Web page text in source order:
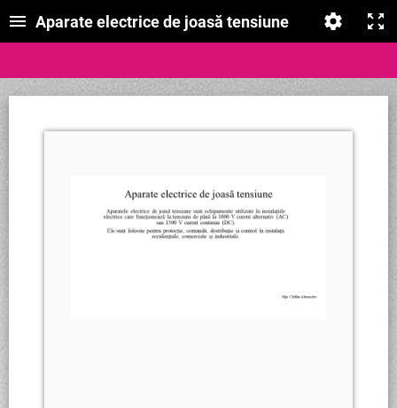
Aparate electrice de joasă tensiune